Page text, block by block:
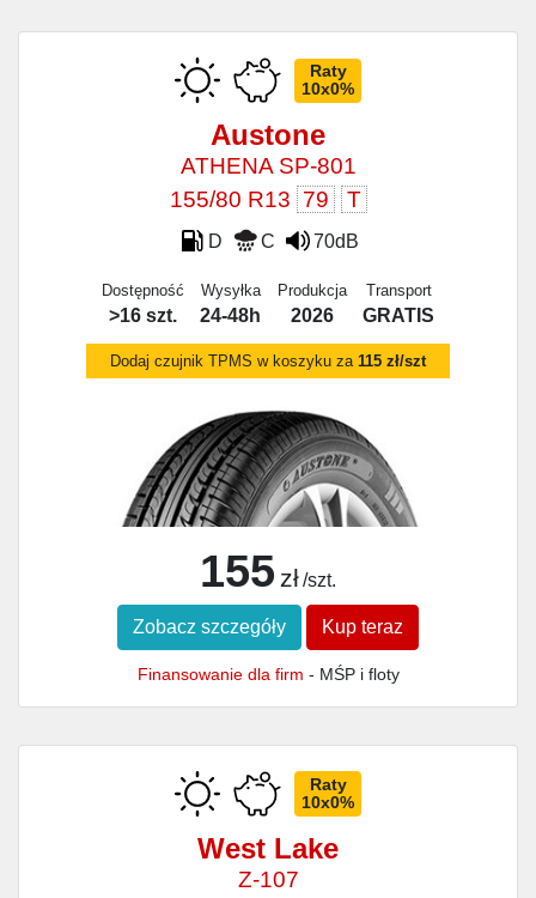
Raty
10x0%
Austone
ATHENA SP-801
155/80 R13 79 T
D C 70dB
Dostępność
>16 szt.
Wysyłka
24-48h
Produkcja
2026
Transport
GRATIS
Dodaj czujnik TPMS w koszyku za 115 zł/szt
155 zł /szt.
Zobacz szczegóły Kup teraz
Finansowanie dla firm - MŚP i floty
Raty
10x0%
West Lake
Z-107